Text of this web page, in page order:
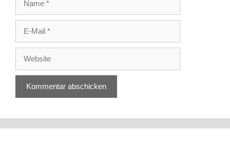
Mail